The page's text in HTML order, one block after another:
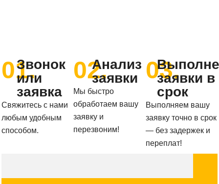
01.
Звонок
или
заявка
Свяжитесь с нами
любым удобным
способом.
02.Анализ
заявки
Мы быстро
обработаем вашу
заявку и
перезвоним!
03.
заявки в
срок
Выполняем вашу
заявку точно в срок
— без задержек и
переплат!